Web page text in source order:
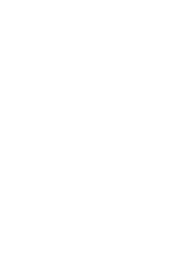
。一路上，她既遭
具爱心慈善楷模张彦杰老